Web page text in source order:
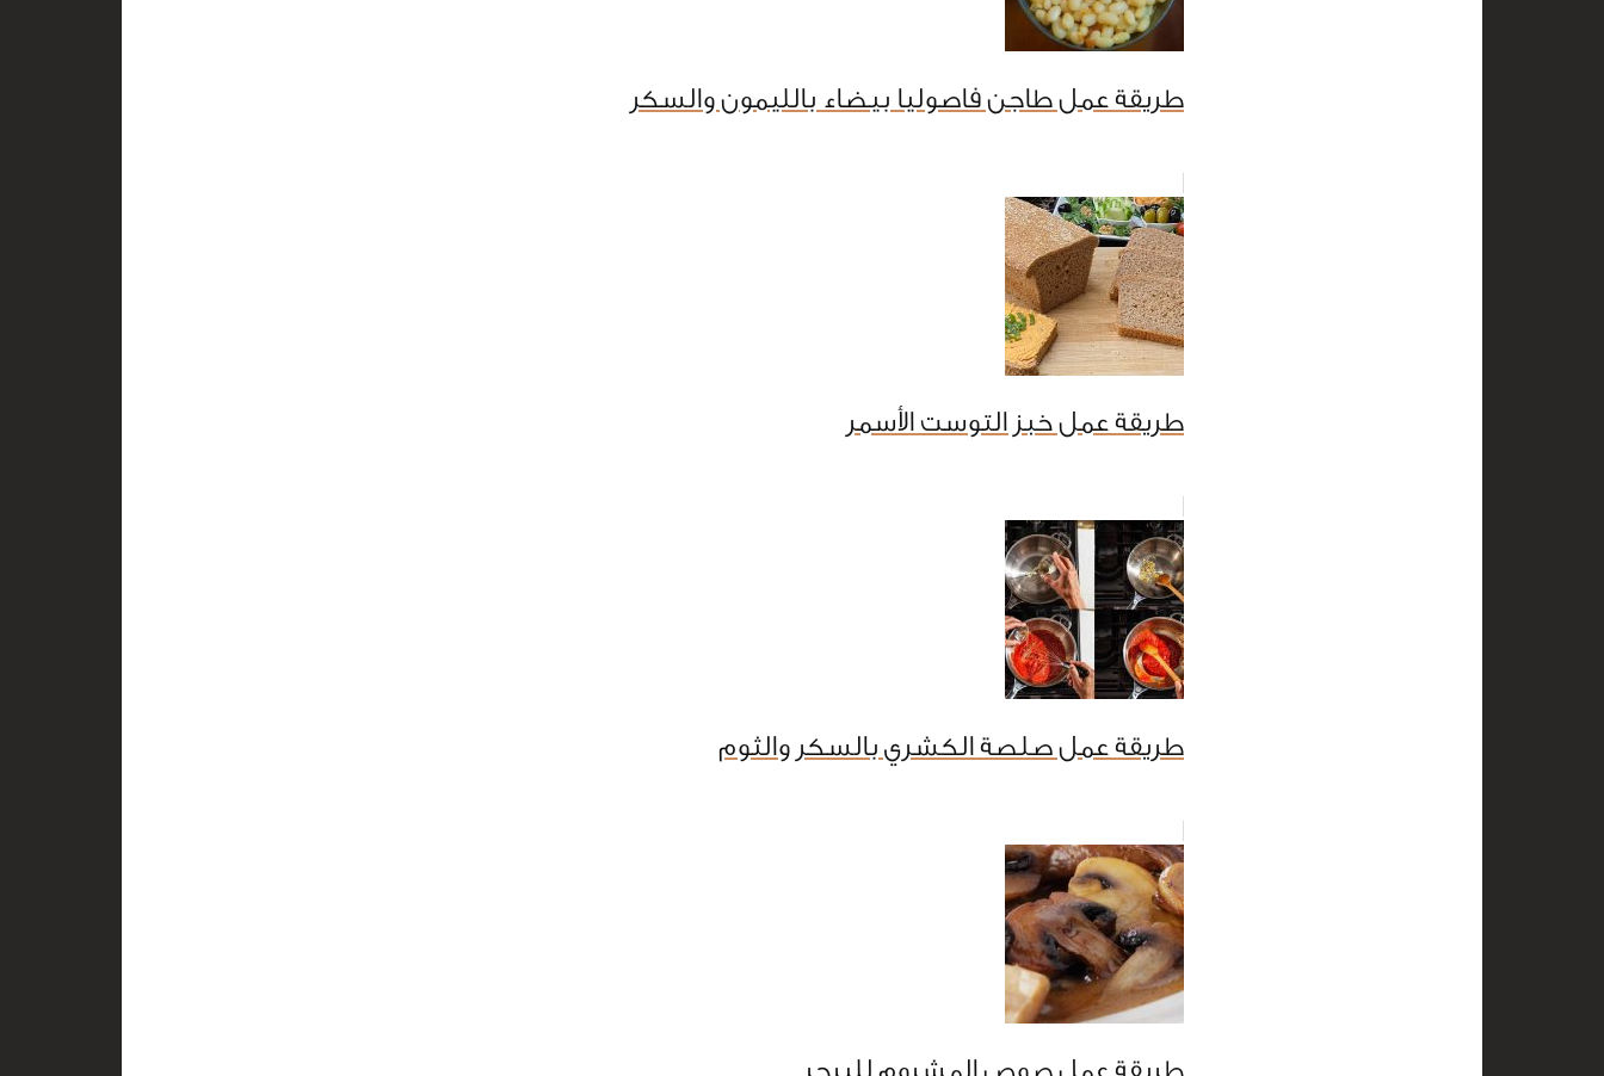
طريقة عمل طاجن فاصوليا بيضاء بالليمون والسكر
طريقة عمل خبز التوست الأسمر
طريقة عمل صلصة الكشري بالسكر والثوم